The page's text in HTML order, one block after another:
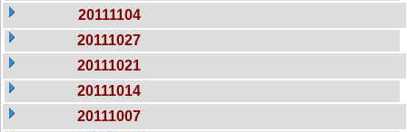
20111104
20111027
20111021
20111014
20111007